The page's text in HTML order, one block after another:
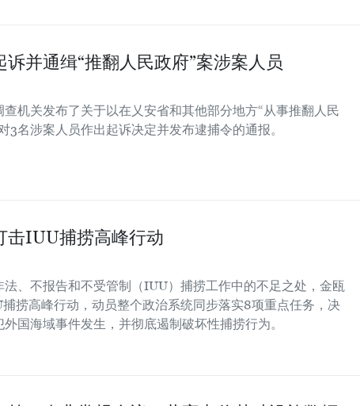
诉并通缉“推翻人民政府”案涉案人员
查机关发布了关于以在乂安省和其他部分地方“从事推翻人民
3名涉案人员作出起诉决定并发布逮捕令的通报。
击IUU捕捞高峰行动
法、不报告和不受管制（IUU）捕捞工作中的不足之处，金瓯
捞高峰行动，动员整个政治系统同步落实8项重点任务，决
国海域事件发生，并彻底遏制破坏性捕捞行为。